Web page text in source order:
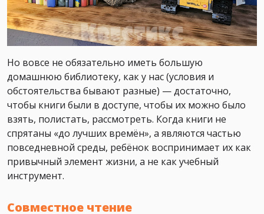
Но вовсе не обязательно иметь большую
домашнюю библиотеку, как у нас (условия и
обстоятельства бывают разные) — достаточно,
чтобы книги были в доступе, чтобы их можно было
взять, полистать, рассмотреть. Когда книги не
спрятаны «до лучших времён», а являются частью
повседневной среды, ребёнок воспринимает их как
привычный элемент жизни, а не как учебный
инструмент.
Совместное чтение